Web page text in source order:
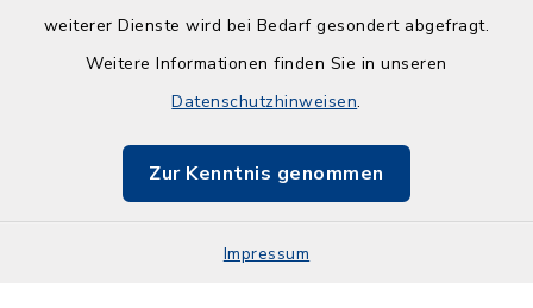
weiterer Dienste wird bei Bedarf gesondert abgefragt.
Weitere Informationen finden Sie in unseren
Datenschutzhinweisen.
Zur Kenntnis genommen
Impressum
Barrierefreiheit
Impressum
Sitemap